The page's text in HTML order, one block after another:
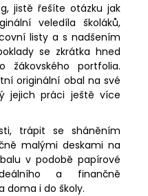
jistě řešíte otázku jak
veledíla školáků,
listy a s nadšením
se zkrátka hned
žákovského portfolia.
originální obal na své
jejich práci ještě více
trápit se sháněním
malými deskami na
v podobě papírové
a finančně
doma i do školy.